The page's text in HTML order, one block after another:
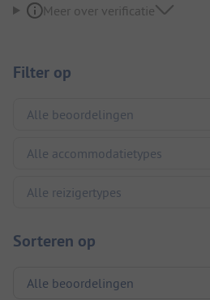
Meer over verificatie
Filter op
Sorteren op